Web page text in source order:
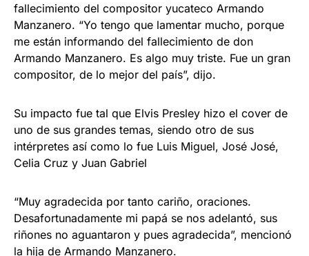
fallecimiento del compositor yucateco Armando
Manzanero. “Yo tengo que lamentar mucho, porque
me están informando del fallecimiento de don
Armando Manzanero. Es algo muy triste. Fue un gran
compositor, de lo mejor del país”, dijo.
Su impacto fue tal que Elvis Presley hizo el cover de
uno de sus grandes temas, siendo otro de sus
intérpretes así como lo fue Luis Miguel, José José,
Celia Cruz y Juan Gabriel
“Muy agradecida por tanto cariño, oraciones.
Desafortunadamente mi papá se nos adelantó, sus
riñones no aguantaron y pues agradecida”, mencionó
la hija de Armando Manzanero.